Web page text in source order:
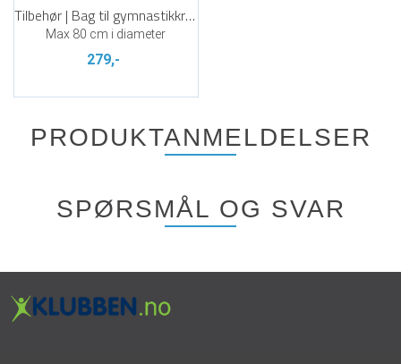
Tilbehør | Bag til gymnastikkringer
Max 80 cm i diameter
279,-
PRODUKTANMELDELSER
SPØRSMÅL OG SVAR